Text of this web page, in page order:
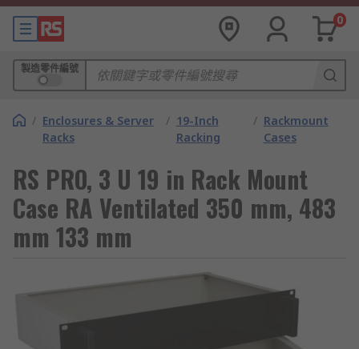
0
製造零件編號
/ Enclosures & Server
Racks
/ 19-Inch
Racking
/ Rackmount
Cases
RS PRO, 3 U 19 in Rack Mount
Case RA Ventilated 350 mm, 483
mm 133 mm